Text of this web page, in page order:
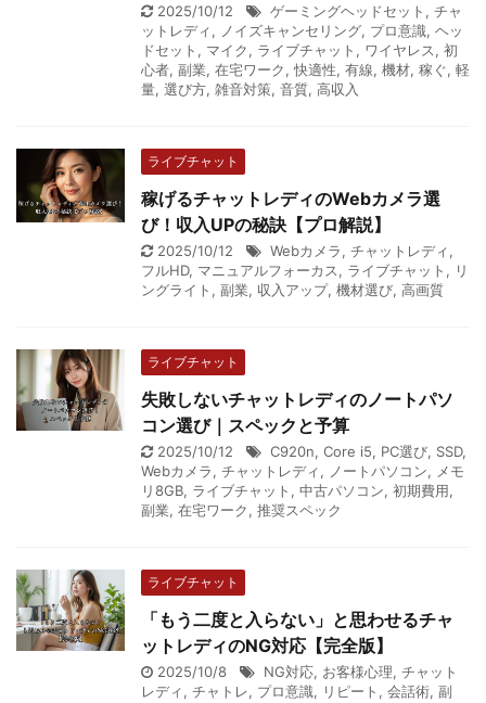
2025/10/12 ゲーミングヘッドセット , チャ
ットレディ, ノイズキャンセリング, プロ意識, ヘッ
ドセット , マイク, ライブチャット , ワイヤレス, 初
心者, 副業, 在宅ワーク, 快適性, 有線, 機材, 稼ぐ, 軽
量, 選び方, 雑音対策, 音質, 高収入
ライブチャット
稼げるチャットレディのWebカメラ選
び！収入UPの秘訣【プロ解説】
2025/10/12 Webカメラ, チャットレディ,
フルHD, マニュアルフォーカス, ライブチャット , リ
ングライト , 副業, 収入アップ, 機材選び, 高画質
ライブチャット
失敗しないチャットレディのノートパソ
コン選び｜スペックと予算
2025/10/12 C920n, Core i5, PC選び, SSD,
Webカメラ, チャットレディ, ノートパソコン, メモ
リ8GB, ライブチャット , 中古パソコン, 初期費用,
副業, 在宅ワーク, 推奨スペック
ライブチャット
「もう二度と入らない」と思わせるチャ
ットレディのNG対応【完全版】
2025/10/8 NG対応, お客様心理, チャット
レディ, チャトレ, プロ意識, リピート , 会話術, 副